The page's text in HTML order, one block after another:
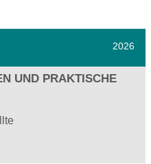
2026
UND PRAKTISCHE